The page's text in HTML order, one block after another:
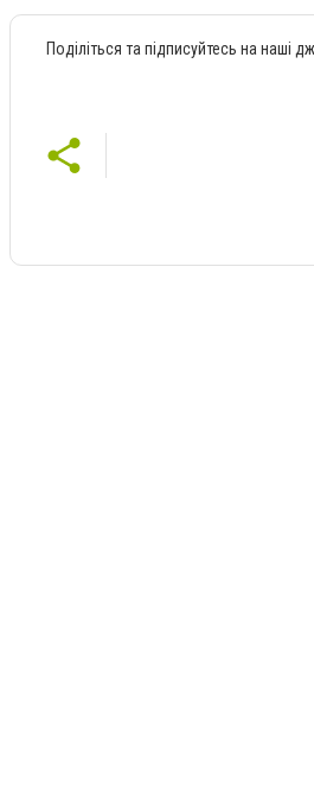
Поділіться та підписуйтесь на наші